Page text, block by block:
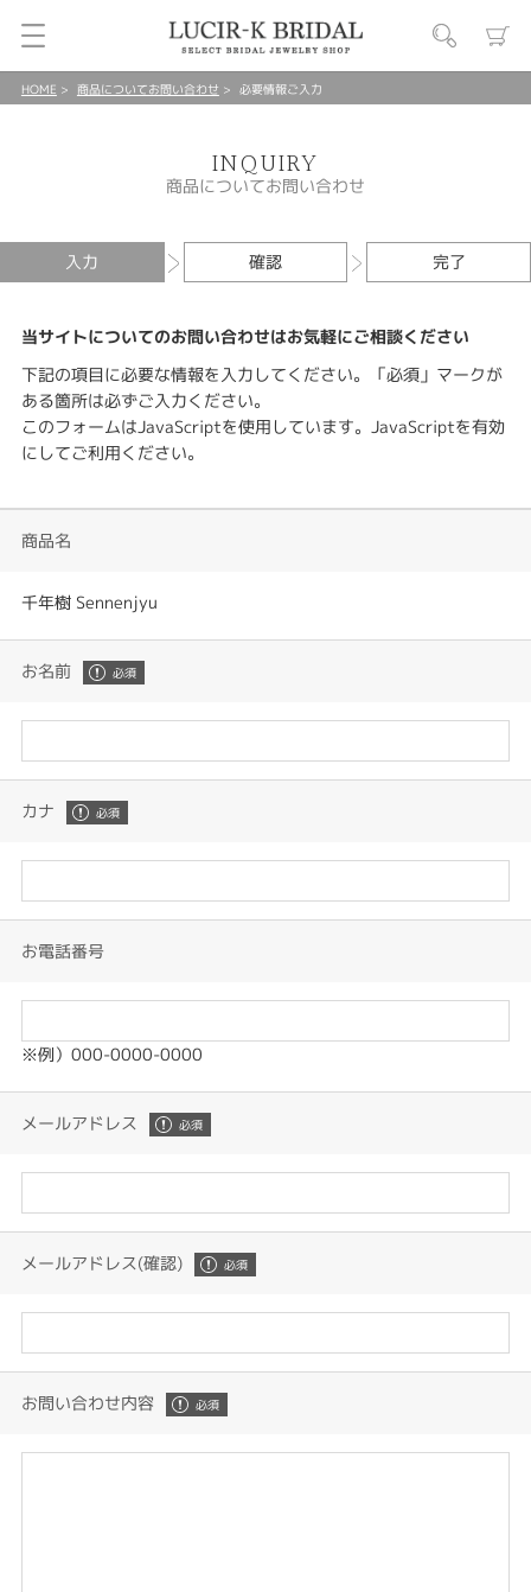
HOME 商品についてお問い合わせ 必要情報ご入力
INQUIRY
商品についてお問い合わせ
入力 確認 完了
当サイトについてのお問い合わせはお気軽にご相談ください
下記の項目に必要な情報を入力してください。「必須」マークが
ある箇所は必ずご入力ください。
このフォームはJavaScriptを使用しています。JavaScriptを有効
にしてご利用ください。
商品名
千年樹 Sennenjyu
お名前
カナ
お電話番号
※例）000-0000-0000
メールアドレス
メールアドレス(確認)
お問い合わせ内容